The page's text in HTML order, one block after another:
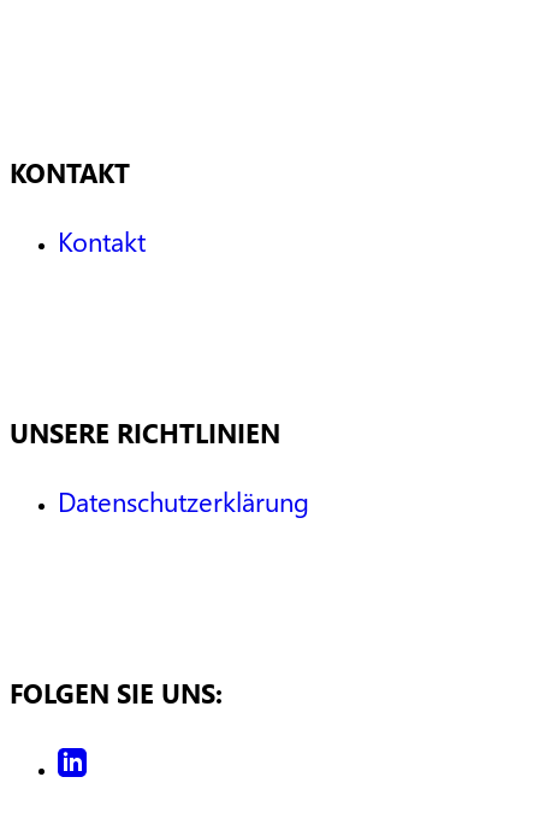
KONTAKT
Kontakt
UNSERE RICHTLINIEN
Datenschutzerklärung
FOLGEN SIE UNS: